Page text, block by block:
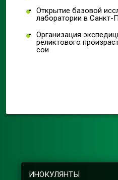
Открытие базовой
лаборатории в Санкт-
Организация
реликтового
сои
ИНОКУЛЯНТЫ